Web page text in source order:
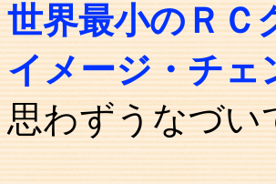
世界最小のＲＣ
イメージ・チ
思わずうなづい